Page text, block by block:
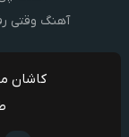
آهنگ وقتی
کاشان